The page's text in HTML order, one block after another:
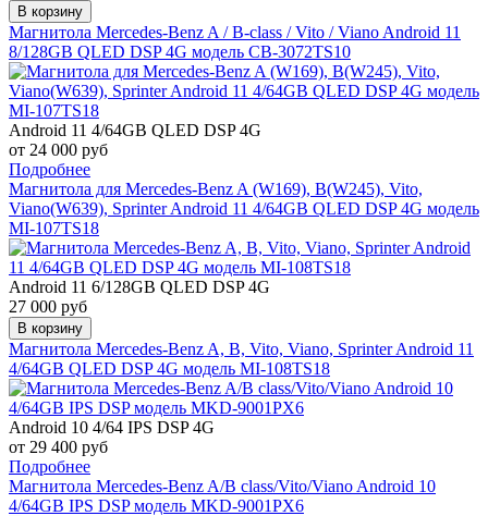
В корзину
Магнитола Mercedes-Benz A / B-class / Vito / Viano Android 11
8/128GB QLED DSP 4G модель CB-3072TS10
Android 11 4/64GB QLED DSP 4G
от 24 000 руб
Подробнее
Магнитола для Mercedes-Benz A (W169), B(W245), Vito,
Viano(W639), Sprinter Android 11 4/64GB QLED DSP 4G модель
MI-107TS18
Android 11 6/128GB QLED DSP 4G
27 000 руб
В корзину
Магнитола Mercedes-Benz A, B, Vito, Viano, Sprinter Android 11
4/64GB QLED DSP 4G модель MI-108TS18
Android 10 4/64 IPS DSP 4G
от 29 400 руб
Подробнее
Магнитола Mercedes-Benz A/B class/Vito/Viano Android 10
4/64GB IPS DSP модель MKD-9001PX6